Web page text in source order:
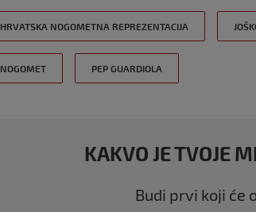
HRVATSKA NOGOMETNA REPREZENTACIJA
NOGOMET PEP GUARDIOLA
KAKVO JE TVOJE
Budi prvi koji će